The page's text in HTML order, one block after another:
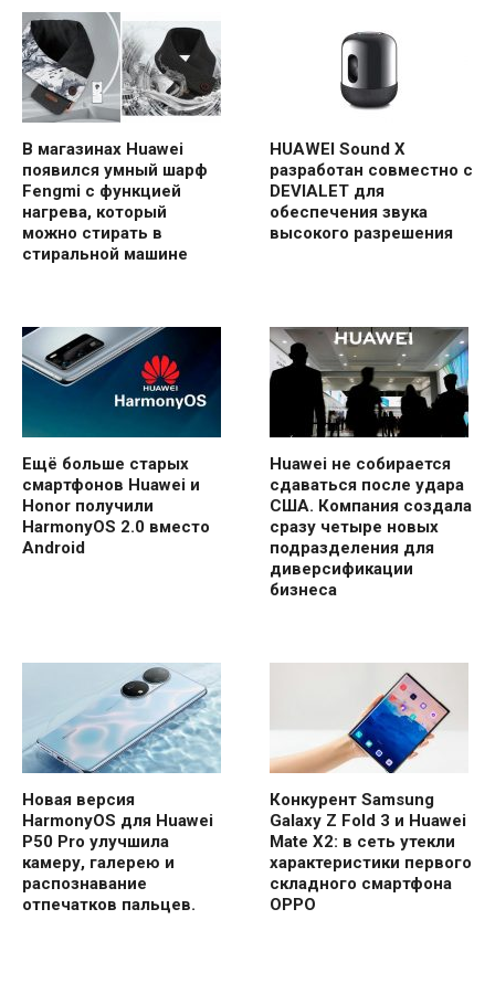
В магазинах Huawei
появился умный шарф
Fengmi с функцией
нагрева, который
можно стирать в
стиральной машине
HUAWEI Sound X
разработан совместно с
DEVIALET для
обеспечения звука
высокого разрешения
Ещё больше старых
смартфонов Huawei и
Honor получили
HarmonyOS 2.0 вместо
Android
Huawei не собирается
сдаваться после удара
США. Компания создала
сразу четыре новых
подразделения для
диверсификации
бизнеса
Новая версия
HarmonyOS для Huawei
P50 Pro улучшила
камеру, галерею и
распознавание
отпечатков пальцев.
Конкурент Samsung
Galaxy Z Fold 3 и Huawei
Mate X2: в сеть утекли
характеристики первого
складного смартфона
OPPO